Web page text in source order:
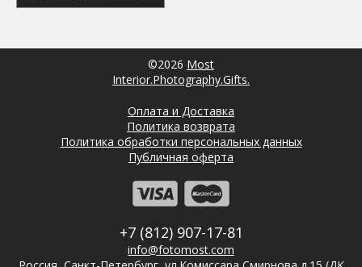
©2026 Most
Interior.Photography.Gifts.
Оплата и Доставка
Политика возврата
Политика обработки персональных данных
Публичная оферта
+7 (812) 907-17-81
info@fotomost.com